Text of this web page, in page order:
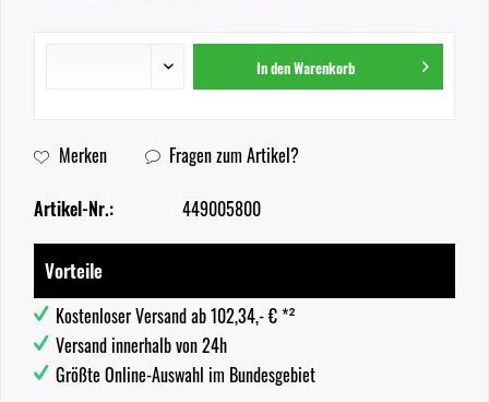
In denWarenkorb
Merken Fragen zum Artikel?
Artikel-Nr.: 449005800
Vorteile
Kostenloser Versand ab 102,34,- € *²
Versand innerhalb von 24h
Größte Online-Auswahl im Bundesgebiet